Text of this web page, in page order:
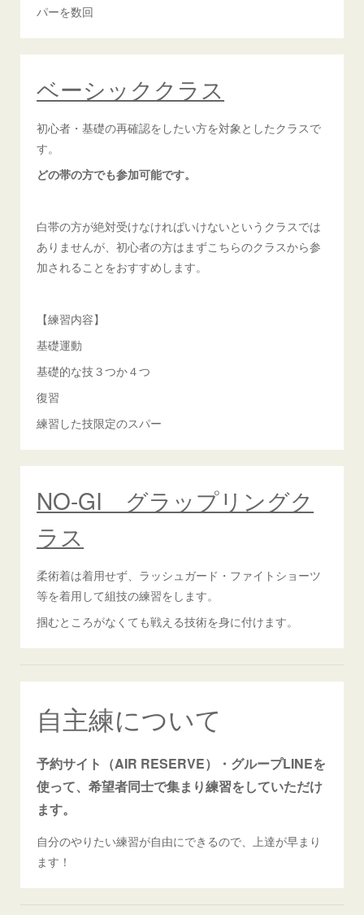
パーを数回
ベーシッククラス
初心者・基礎の再確認をしたい方を対象としたクラスで
す。
どの帯の方でも参加可能です。
白帯の方が絶対受けなければいけないというクラスでは
ありませんが、初心者の方はまずこちらのクラスから参
加されることをおすすめします。
【練習内容】
基礎運動
基礎的な技３つか４つ
復習
練習した技限定のスパー
NO-GI グラップリングク
ラス
柔術着は着用せず、ラッシュガード・ファイトショーツ
等を着用して組技の練習をします。
掴むところがなくても戦える技術を身に付けます。
自主練について
予約サイト（AIR RESERVE）・グループLINEを
使って、希望者同士で集まり練習をしていただけ
ます。
自分のやりたい練習が自由にできるので、上達が早まり
ます！